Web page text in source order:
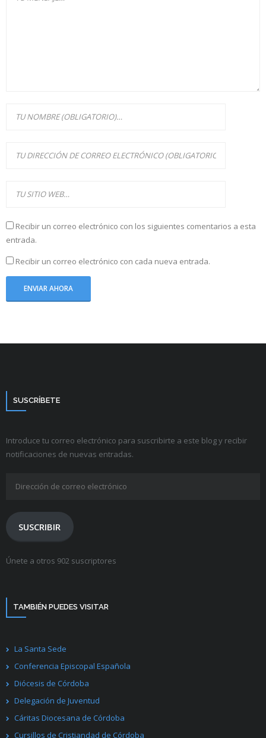
Recibir un correo electrónico con los siguientes comentarios a esta
entrada.
Recibir un correo electrónico con cada nueva entrada.
SUSCRÍBETE
Introduce tu correo electrónico para suscribirte a este blog y recibir
notificaciones de nuevas entradas.
electrónico
SUSCRIBIR
Únete a otros 902 suscriptores
TAMBIÉN PUEDES VISITAR
La Santa Sede
Conferencia Episcopal Española
Diócesis de Córdoba
Delegación de Juventud
Cáritas Diocesana de Córdoba
Cursillos de Cristiandad de Córdoba